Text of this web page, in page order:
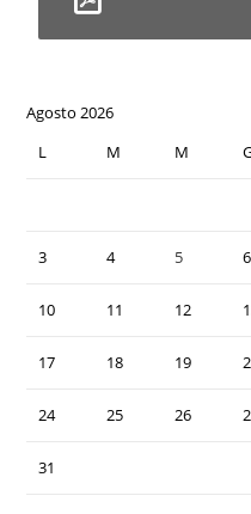
Agosto 2026
L
M M
3 4 5 6
10 11 12
17 18 19
24 25 26
31